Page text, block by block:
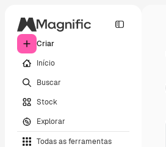
Criar
Início
Buscar
Stock
Explorar
Todas as ferramentas